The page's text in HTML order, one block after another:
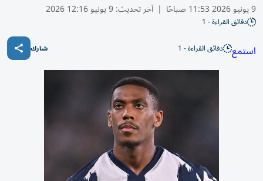
9 يونيو 2026 11:53 صباحًا | آخر تحديث:9 يونيو 12:16 2026
دقائق القراءة - 1
استمع دقائق القراءة - 1 شارك